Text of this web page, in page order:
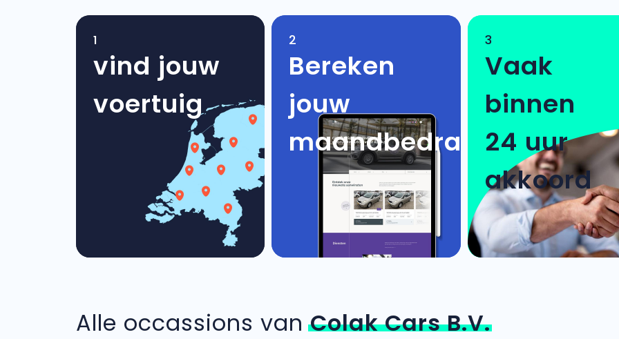
1
vind jouw
voertuig
2
Bereken
jouw
maandbedrag
3
Vaak
binnen
24 uur
akkoord
Alle occassions vanColak Cars B.V.